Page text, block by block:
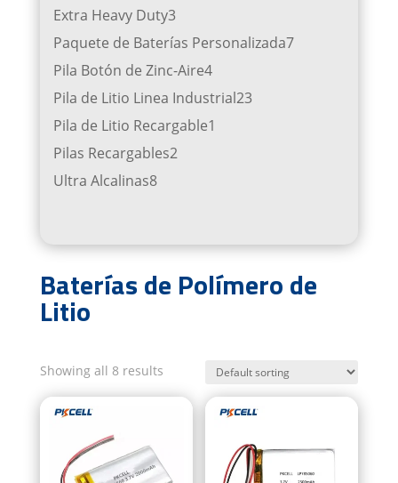
Extra Heavy Duty3
Paquete de Baterías Personalizada7
Pila Botón de Zinc-Aire4
Pila de Litio Linea Industrial23
Pila de Litio Recargable1
Pilas Recargables2
Ultra Alcalinas8
Baterías de Polímero de
Litio
Showing all 8 results